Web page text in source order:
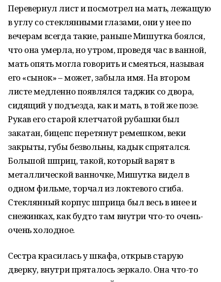
Перевернул лист и посмотрел на мать, лежащую
в углу со стеклянными глазами, они у нее по
вечерам всегда такие, раньше Мишутка боялся,
что она умерла, но утром, проведя час в ванной,
мать опять могла говорить и смеяться, называя
его «сынок» – может, забыла имя. На втором
листе медленно появлялся таджик со двора,
сидящий у подъезда, как и мать, в той же позе.
Рукав его старой клетчатой рубашки был
закатан, бицепс перетянут ремешком, веки
закрыты, губы безвольны, кадык спрятался.
Большой шприц, такой, который варят в
металлической ванночке, Мишутка видел в
одном фильме, торчал из локтевого сгиба.
Стеклянный корпус шприца был весь в инее и
снежинках, как будто там внутри что-то очень-
очень холодное.
Сестра красилась у шкафа, открыв старую
дверку, внутри пряталось зеркало. Она что-то